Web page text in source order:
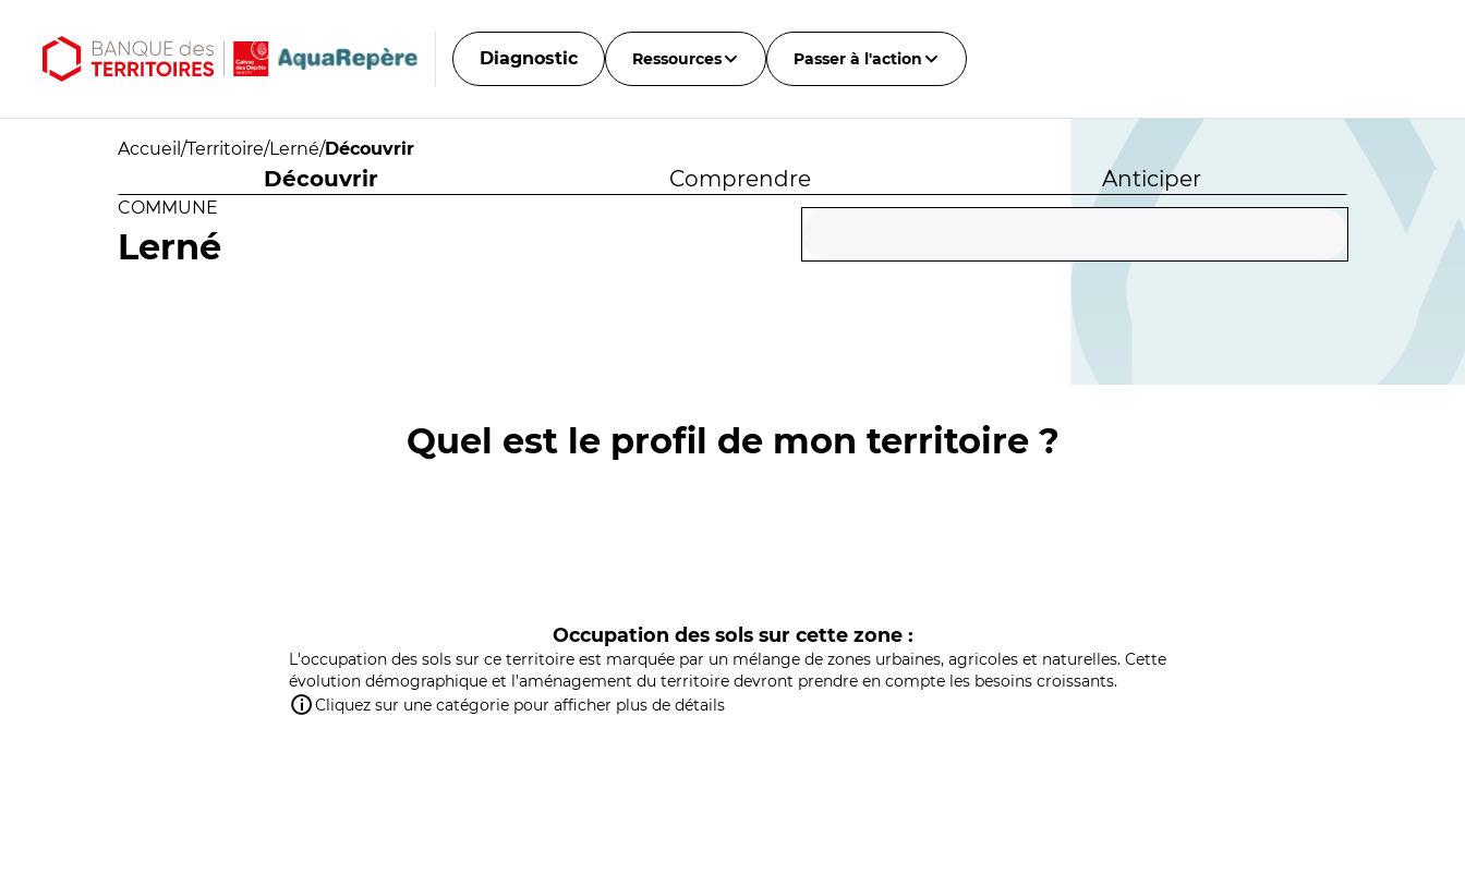
Diagnostic Ressources Passer à l'action
Accueil /Territoire/Lerné/Découvrir
Découvrir Comprendre Anticiper
COMMUNE
Lerné
Quel est le profil de mon territoire ?
Occupation des sols sur cette zone :
L'occupation des sols sur ce territoire est marquée par un mélange de zones urbaines, agricoles et naturelles. Cette
évolution démographique et l'aménagement du territoire devront prendre en compte les besoins croissants.
Cliquez sur une catégorie pour afficher plus de détails